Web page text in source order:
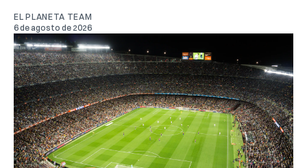
EL PLANETA TEAM
6 de agosto de 2026